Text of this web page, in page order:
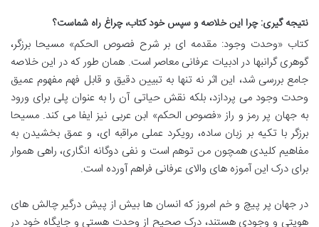
نتیجه گیری: چرا این خلاصه و سپس خود کتاب، چراغ راه شماست؟
کتاب «وحدت وجود: مقدمه ای بر شرح فصوص الحکم» مسیحا برزگر،
گوهری گرانبها در ادبیات عرفانی معاصر است. همان طور که در این خلاصه
جامع بررسی شد، این اثر نه تنها به تبیین دقیق و قابل فهم مفهوم عمیق
وحدت وجود می پردازد، بلکه نقش حیاتی آن را به عنوان پلی برای ورود
به جهان پر رمز و راز «فصوص الحکم» ابن عربی نیز ایفا می کند. مسیحا
برزگر با تکیه بر زبان ساده، رویکرد عملی مراقبه ای، و عمق بخشیدن به
مفاهیم کلیدی همچون من توهم است و نفی دوگانه انگاری، راهی هموار
برای درک این آموزه های والای عرفانی فراهم آورده است.
در جهان پر پیچ و خم امروز که انسان ها بیش از پیش درگیر چالش های
هویتی و وجودی هستند، درک صحیح از وحدت هستی و جایگاه خود در